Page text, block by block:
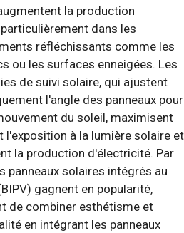
la production
dans les
réfléchissants comme les
ou les surfaces enneigées. Les
de suivi solaire, qui ajustent
l'angle des panneaux pour
du soleil, maximisent
l'exposition à la lumière solaire et
la production d'électricité. Par
panneaux solaires intégrés au
gagnent en popularité,
de combiner esthétisme et
en intégrant les panneaux